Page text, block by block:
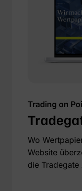
Trading on
Wo
Website
die Tradegate